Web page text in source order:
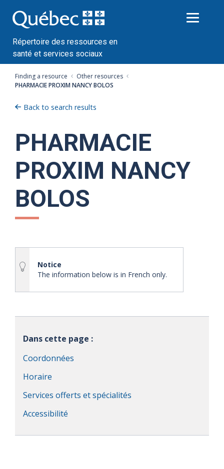
au
contenu
Répertoire des ressources en
santé et services sociaux
Finding a resource
Other resources
PHARMACIE PROXIM NANCY BOLOS
Back to search results
PHARMACIE
PROXIM NANCY
BOLOS
Notice
The information below is in French only.
Dans cette page :
Coordonnées
Horaire
Services offerts et spécialités
Accessibilité